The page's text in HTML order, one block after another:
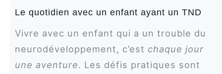
Le quotidien avec un enfant ayant un TND
Vivre avec un enfant qui a un trouble du
neurodéveloppement, c’est chaque jour
une aventure. Les défis pratiques sont